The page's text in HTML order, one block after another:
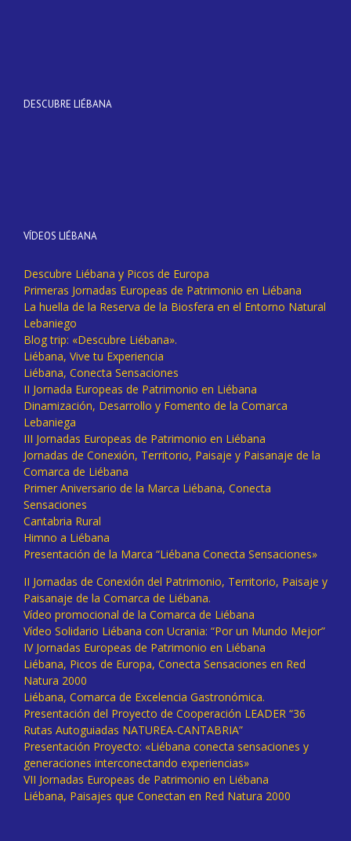
DESCUBRE LIÉBANA
VÍDEOS LIÉBANA
Descubre Liébana y Picos de Europa
Primeras Jornadas Europeas de Patrimonio en Liébana
La huella de la Reserva de la Biosfera en el Entorno Natural
Lebaniego
Blog trip: «Descubre Liébana».
Liébana, Vive tu Experiencia
Liébana, Conecta Sensaciones
II Jornada Europeas de Patrimonio en Liébana
Dinamización, Desarrollo y Fomento de la Comarca
Lebaniega
III Jornadas Europeas de Patrimonio en Liébana
Jornadas de Conexión, Territorio, Paisaje y Paisanaje de la
Comarca de Liébana
Primer Aniversario de la Marca Liébana, Conecta
Sensaciones
Cantabria Rural
Himno a Liébana
Presentación de la Marca “Liébana Conecta Sensaciones»
II Jornadas de Conexión del Patrimonio, Territorio, Paisaje y
Paisanaje de la Comarca de Liébana.
Vídeo promocional de la Comarca de Liébana
Vídeo Solidario Liébana con Ucrania: “Por un Mundo Mejor”
IV Jornadas Europeas de Patrimonio en Liébana
Liébana, Picos de Europa, Conecta Sensaciones en Red
Natura 2000
Liébana, Comarca de Excelencia Gastronómica.
Presentación del Proyecto de Cooperación LEADER “36
Rutas Autoguiadas NATUREA-CANTABRIA”
Presentación Proyecto: «Liébana conecta sensaciones y
generaciones interconectando experiencias»
VII Jornadas Europeas de Patrimonio en Liébana
Liébana, Paisajes que Conectan en Red Natura 2000